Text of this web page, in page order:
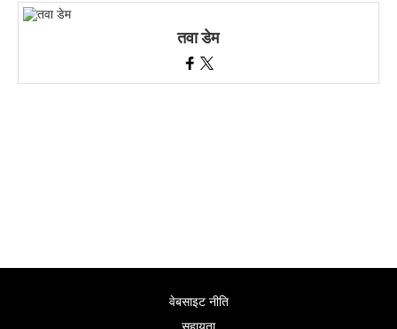
तवा डेम
वेबसाइट नीति